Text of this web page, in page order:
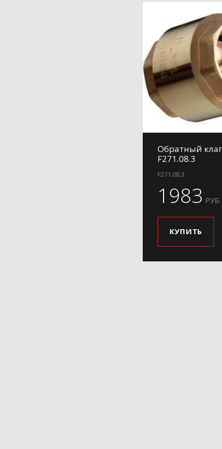
Обратный
F271.08.3
F271.08.3
1983 РУБ.
КУПИТЬ